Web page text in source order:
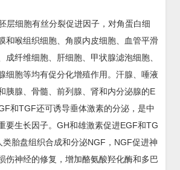
层细胞有丝分裂促进因子，对角蛋白细
和喉组织细胞、角膜内皮细胞、血管平滑
成纤维细胞、肝细胞、甲状腺滤泡细胞、
细胞等均有促分化增殖作用。汗腺、唾液
胰腺、骨髓、前列腺、肾和内分泌腺的E
和TGF还可诱导垂体激素的分泌，是中
要生长因子。GH和雄激素促进EGF和TG
类胎盘组织合成和分泌NGF，NGF促进神
伤神经的修复，增加酪氨酸羟化酶和多巴